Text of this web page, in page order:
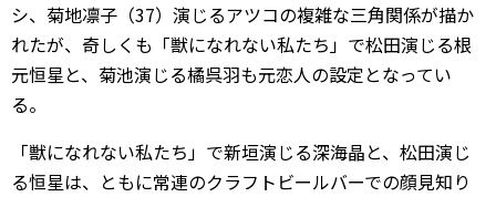
シ、菊地凛子（37）演じるアツコの複雑な三角関係が描か
れたが、奇しくも「獣になれない私たち」で松田演じる根
元恒星と、菊池演じる橘呉羽も元恋人の設定となってい
る。
「獣になれない私たち」で新垣演じる深海晶と、松田演じ
る恒星は、ともに常連のクラフトビールバーでの顔見知り